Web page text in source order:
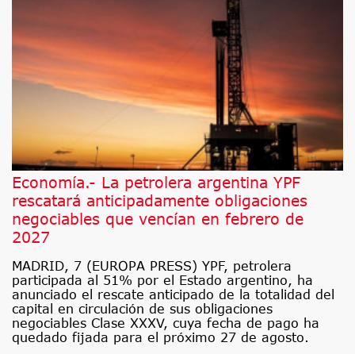
Economía.- La petrolera argentina YPF
rescatará anticipadamente obligaciones
negociables que vencían en febrero de
2027
MADRID, 7 (EUROPA PRESS) YPF, petrolera
participada al 51% por el Estado argentino, ha
anunciado el rescate anticipado de la totalidad del
capital en circulación de sus obligaciones
negociables Clase XXXV, cuya fecha de pago ha
quedado fijada para el próximo 27 de agosto.